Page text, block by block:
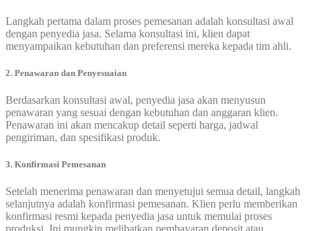
Langkah pertama dalam proses pemesanan adalah konsultasi awal
dengan penyedia jasa. Selama konsultasi ini, klien dapat
menyampaikan kebutuhan dan preferensi mereka kepada tim ahli.
2. Penawaran dan Penyesuaian
Berdasarkan konsultasi awal, penyedia jasa akan menyusun
penawaran yang sesuai dengan kebutuhan dan anggaran klien.
Penawaran ini akan mencakup detail seperti harga, jadwal
pengiriman, dan spesifikasi produk.
3. Konfirmasi Pemesanan
Setelah menerima penawaran dan menyetujui semua detail, langkah
selanjutnya adalah konfirmasi pemesanan. Klien perlu memberikan
konfirmasi resmi kepada penyedia jasa untuk memulai proses